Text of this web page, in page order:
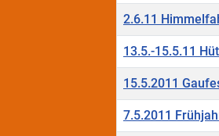
2.6.11
13.5.-15.5.11
15.5.2011
7.5.2011